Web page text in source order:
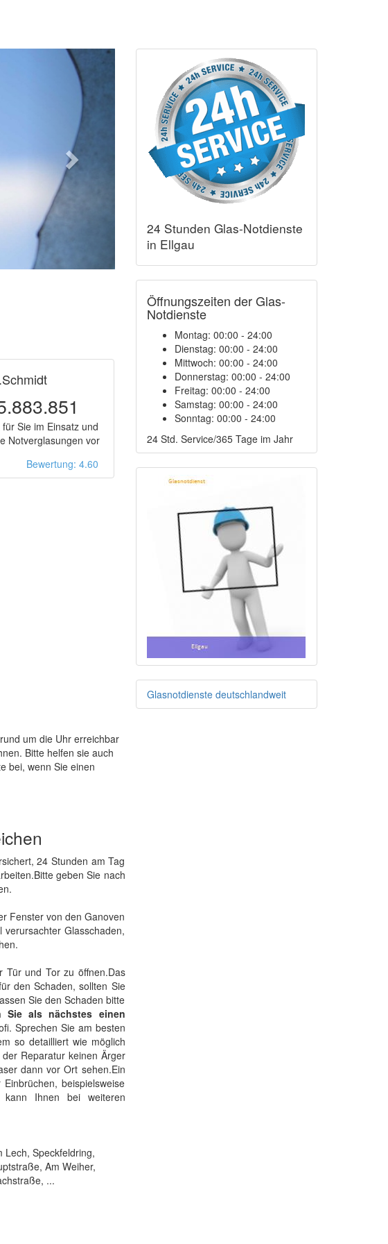
Sie im Einsatz und
Notverglasungen vor
Bewertung: 4.60
um die Uhr erreichbar
Bitte helfen sie auch
bei, wenn Sie einen
24 Stunden am Tag
geben Sie nach
Fenster von den Ganoven
Glasschaden,
Tür und Tor zu öffnen.Das
den Schaden, sollten Sie
Sie den Schaden bitte
Sie als nächstes einen
Sprechen Sie am besten
so detailliert wie möglich
Reparatur keinen Ärger
dann vor Ort sehen.Ein
beispielsweise
kann Ihnen bei weiteren
Lech, Speckfeldring,
Am Weiher,
...
24 Stunden Glas-Notdienste
in Ellgau
Öffnungszeiten der Glas-
Notdienste
Montag: 00:00 - 24:00
Dienstag: 00:00 - 24:00
Mittwoch: 00:00 - 24:00
Donnerstag: 00:00 - 24:00
Freitag: 00:00 - 24:00
Samstag: 00:00 - 24:00
Sonntag: 00:00 - 24:00
24 Std. Service/365 Tage im Jahr
Glasnotdienste deutschlandweit